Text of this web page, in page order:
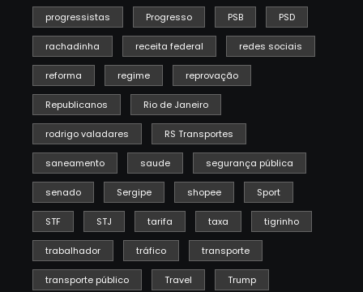
progressistas Progresso PSB PSD
rachadinha receita federal redes sociais
reforma regime reprovação
Republicanos Rio de Janeiro
rodrigo valadares RS Transportes
saneamento saude segurança pública
senado Sergipe shopee Sport
STF STJ tarifa taxa tigrinho
trabalhador tráfico transporte
transporte público Travel Trump